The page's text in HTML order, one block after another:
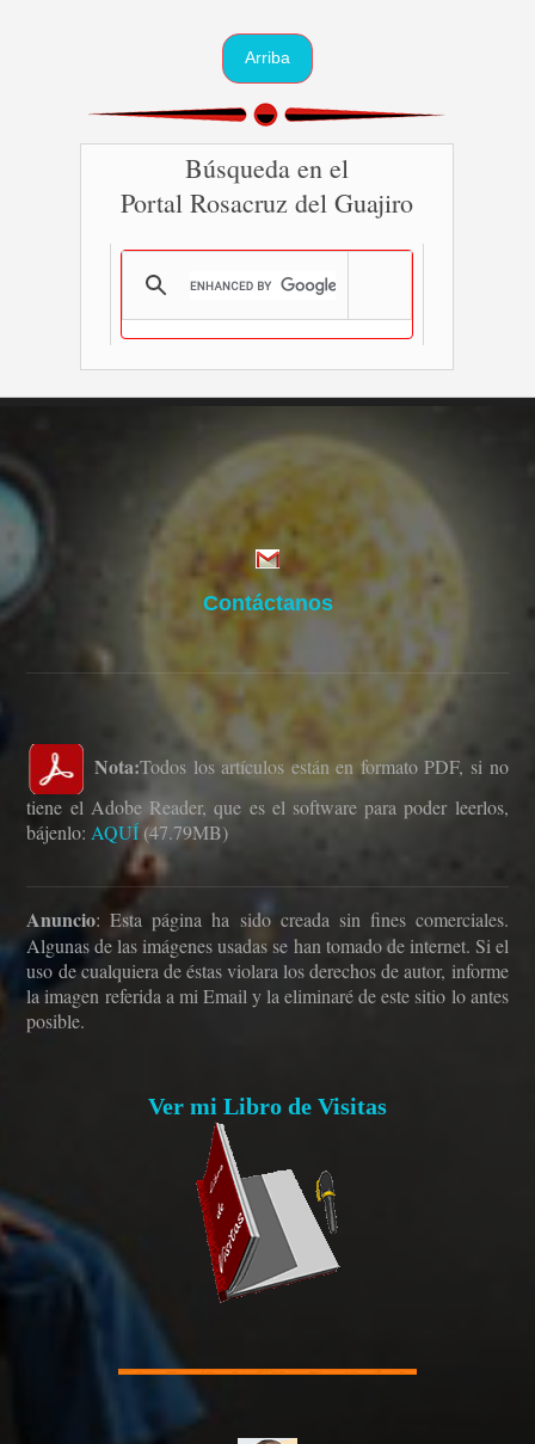
Arriba
Búsqueda en el
Portal Rosacruz del Guajiro
Contáctanos
Nota:Todos los artículos están en formato PDF, si no
tiene el Adobe Reader, que es el software para poder leerlos,
bájenlo:AQUÍ(47.79MB)
Anuncio: Esta página ha sido creada sin fines comerciales.
Algunas de las imágenes usadas se han tomado de internet. Si el
uso de cualquiera de éstas violara los derechos de autor, informe
la imagen referida a mi Email y la eliminaré de este sitio lo antes
posible.
Ver mi Libro de Visitas